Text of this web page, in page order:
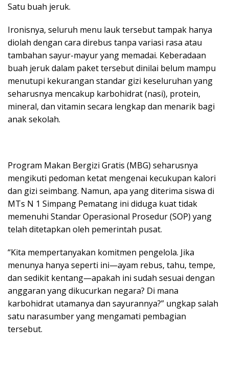
Satu buah jeruk.
Ironisnya, seluruh menu lauk tersebut tampak hanya
diolah dengan cara direbus tanpa variasi rasa atau
tambahan sayur-mayur yang memadai. Keberadaan
buah jeruk dalam paket tersebut dinilai belum mampu
menutupi kekurangan standar gizi keseluruhan yang
seharusnya mencakup karbohidrat (nasi), protein,
mineral, dan vitamin secara lengkap dan menarik bagi
anak sekolah.
Program Makan Bergizi Gratis (MBG) seharusnya
mengikuti pedoman ketat mengenai kecukupan kalori
dan gizi seimbang. Namun, apa yang diterima siswa di
MTs N 1 Simpang Pematang ini diduga kuat tidak
memenuhi Standar Operasional Prosedur (SOP) yang
telah ditetapkan oleh pemerintah pusat.
“Kita mempertanyakan komitmen pengelola. Jika
menunya hanya seperti ini—ayam rebus, tahu, tempe,
dan sedikit kentang—apakah ini sudah sesuai dengan
anggaran yang dikucurkan negara? Di mana
karbohidrat utamanya dan sayurannya?” ungkap salah
satu narasumber yang mengamati pembagian
tersebut.